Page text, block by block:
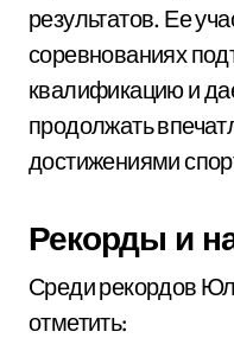
результатов. Ее
соревнованиях
квалификацию и
продолжать
достижениями
Рекорды и
Среди рекордов
отметить: